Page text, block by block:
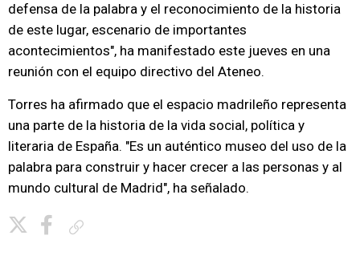
defensa de la palabra y el reconocimiento de la historia
de este lugar, escenario de importantes
acontecimientos", ha manifestado este jueves en una
reunión con el equipo directivo del Ateneo.
Torres ha afirmado que el espacio madrileño representa
una parte de la historia de la vida social, política y
literaria de España. "Es un auténtico museo del uso de la
palabra para construir y hacer crecer a las personas y al
mundo cultural de Madrid", ha señalado.